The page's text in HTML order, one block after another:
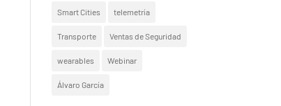
Smart Cities telemetría
Transporte Ventas de Seguridad
wearables Webinar
Álvaro García